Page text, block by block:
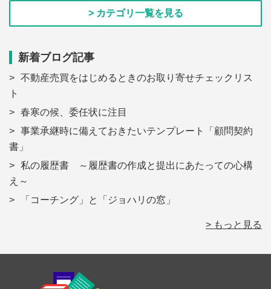
> カテゴリ一覧を見る
新着ブログ記事
不動産売買をはじめるときのお取り寄せチェックリス
ト
春寒の候、委任状に注目
事業承継時に備えておきたいテンプレート「顧問契約
書」
私の履歴書 ～履歴書の作成と提出にあたっての心構
え～
「コーチング」と「ジョハリの窓」
> もっと見る
Footer